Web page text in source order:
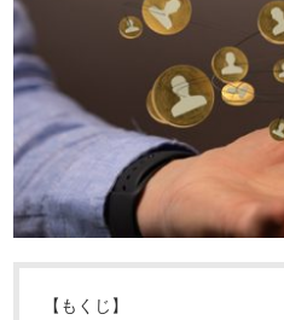
【もくじ】